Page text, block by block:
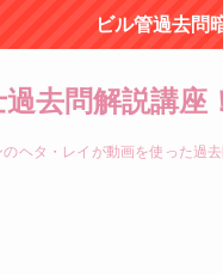
ビル管過去問
去問解説講座
ヘタ・レイが動画を使った過